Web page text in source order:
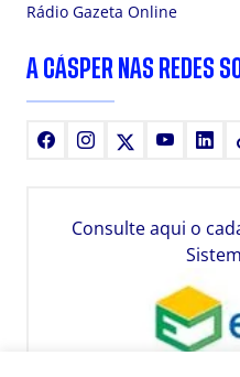
Rádio Gazeta Online
A CÁSPER NAS REDES
FacebookInstagram Youtube
Consulte aqui o